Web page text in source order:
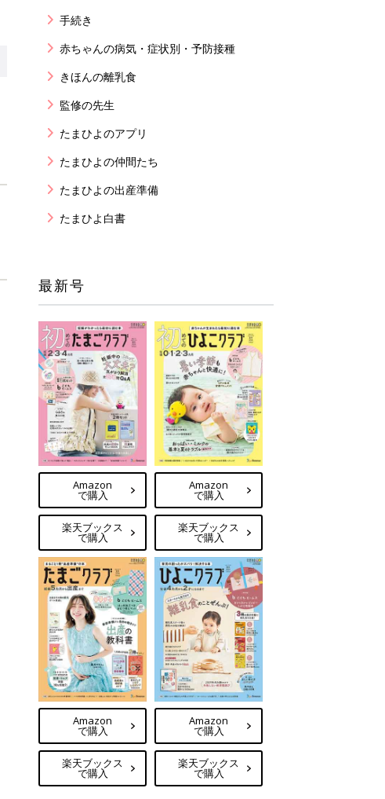
手続き
赤ちゃんの病気・症状別・予防接種
きほんの離乳食
監修の先生
たまひよのアプリ
たまひよの仲間たち
たまひよの出産準備
たまひよ白書
最新号
Amazon
で購入
楽天ブックス
で購入
Amazon
で購入
楽天ブックス
で購入
Amazon
で購入
楽天ブックス
で購入
Amazon
で購入
楽天ブックス
で購入